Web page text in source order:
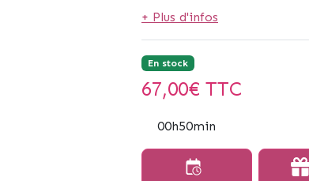
+ Plus d'infos
En stock
67,00€ TTC
00h50min